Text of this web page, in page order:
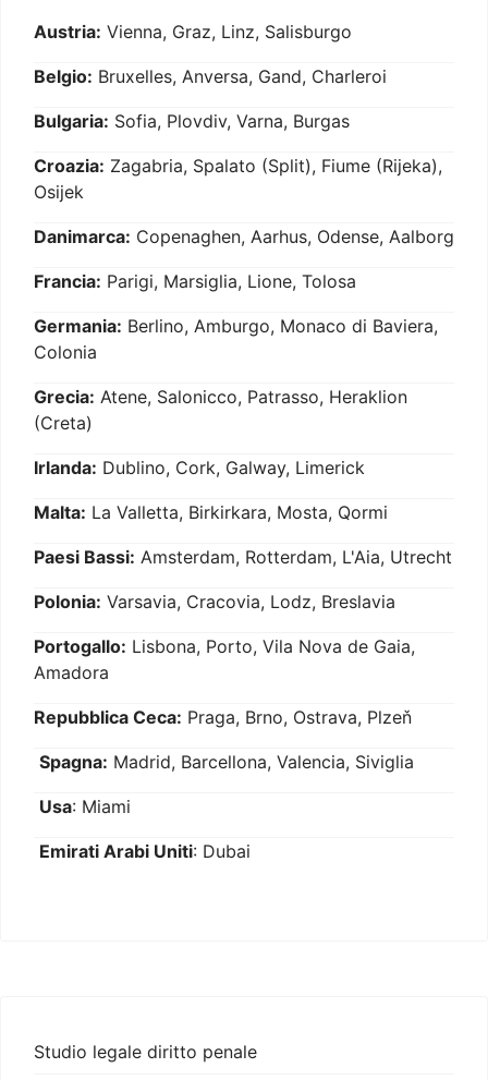
Austria: Vienna, Graz, Linz, Salisburgo
Belgio: Bruxelles, Anversa, Gand, Charleroi
Bulgaria: Sofia, Plovdiv, Varna, Burgas
Croazia: Zagabria, Spalato (Split), Fiume (Rijeka),
Osijek
Danimarca: Copenaghen, Aarhus, Odense, Aalborg
Francia: Parigi, Marsiglia, Lione, Tolosa
Germania: Berlino, Amburgo, Monaco di Baviera,
Colonia
Grecia: Atene, Salonicco, Patrasso, Heraklion
(Creta)
Irlanda: Dublino, Cork, Galway, Limerick
Malta: La Valletta, Birkirkara, Mosta, Qormi
Paesi Bassi: Amsterdam, Rotterdam, L'Aia, Utrecht
Polonia: Varsavia, Cracovia, Lodz, Breslavia
Portogallo: Lisbona, Porto, Vila Nova de Gaia,
Amadora
Repubblica Ceca: Praga, Brno, Ostrava, Plzeň
Spagna: Madrid, Barcellona, Valencia, Siviglia
Usa: Miami
Emirati Arabi Uniti: Dubai
Studio legale diritto penale